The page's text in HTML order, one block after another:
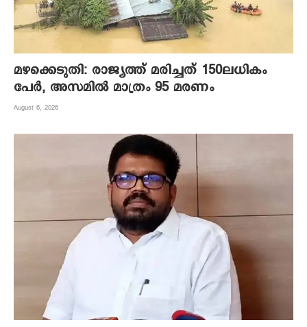
മഴക്കെടുതി: രാജ്യത്ത് മരിച്ചത് 150ലധികം
പേർ, അസമിൽ മാത്രം 95 മരണം
August 6, 2026